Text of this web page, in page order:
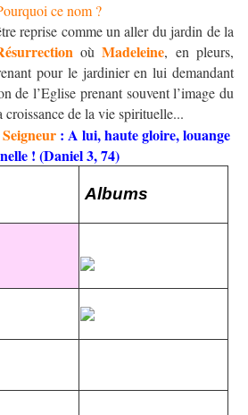
ce nom ?
reprise comme un aller du jardin de la
oùMadeleine, en pleurs,
pour le jardinier en lui demandant
de l’Eglise prenant souvent l’image du
de la vie spirituelle...
: A lui, haute gloire, louange
! (Daniel 3, 74)
Albums